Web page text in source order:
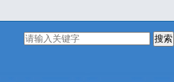
搜索